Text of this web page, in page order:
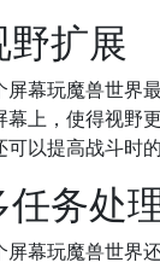
野扩展
屏幕玩魔兽世界
幕上，使得视野
可以提高战斗时
任务处
屏幕玩魔兽世界